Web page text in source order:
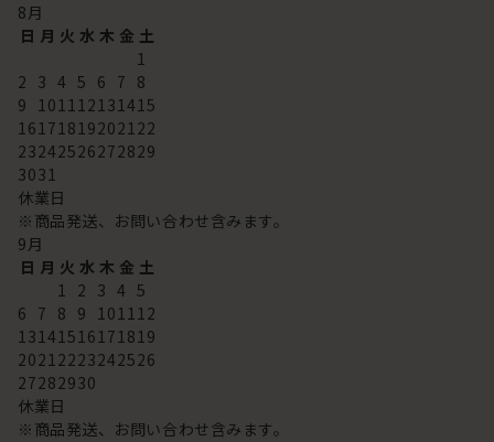
8月
日 月 火 水 木 金 土
1
2 3 4 5 6 7 8
9 101112131415
16171819202122
23242526272829
3031
休業日
※商品発送、お問い合わせ含みます。
9月
日 月 火 水 木 金 土
1 2 3 4 5
6 7 8 9 101112
13141516171819
20212223242526
27282930
休業日
※商品発送、お問い合わせ含みます。